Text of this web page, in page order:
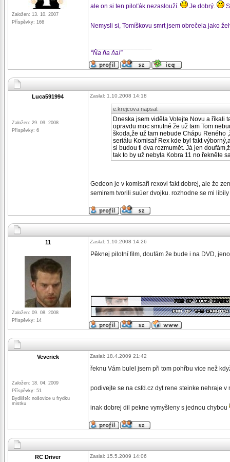
Založen: 13. 10. 2007
Příspěvky: 166
ale on si ten piloťák nezaslouží.
Je dobrý.
Nemysli si, Tomíškovu smrt jsem obrečela jako
"Ňa ňa ňa!"
Luca591994
Založen: 29. 09. 2008
Příspěvky: 6
Zaslal: 1.10.2008 14:18
e.krejcova napsal:
Dneska jsem viděla Volejte Novu a říkali
opravdu moc smutné že už tam Tom
škoda,že už tam nebude Chápu Reného
seriálu Komisař Rex kde byl fakt
si budou ti dva rozmumět. Já jen
tak to by už nebyla Kobra 11 no řekněte
Gedeon je v komisaři rexovi fakt dobrej, ale že
semirem tvorili suúer dvojku. rozhodne se mi
11
Založen: 09. 08. 2008
Příspěvky: 14
Zaslal: 1.10.2008 14:26
Pěknej pilotní film, doufám že bude i na DVD,
Veverick
Založen: 18. 04. 2009
Příspěvky: 51
Bydliště: nošovice u frydku
mistku
Zaslal: 18.4.2009 21:42
řeknu Vám bulel jsem při tom pohřbu vice než
podivejte se na csfd.cz dyt rene steinke nehraje
inak dobrej dil pekne vymyšleny s jednou chybou
RC Driver Zaslal: 15.5.2009 14:06